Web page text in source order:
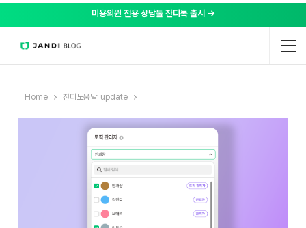
미용의원 전용 상담툴 잔디톡 출시 →
Home 잔디도움말_update